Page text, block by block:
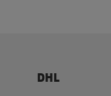
DHL